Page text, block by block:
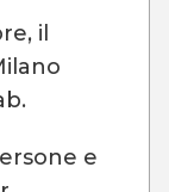
il
e